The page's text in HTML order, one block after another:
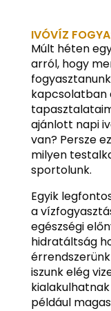
IVÓVÍZ
Múlt héten
arról, hogy
kapcsolatban
ajánlott napi
van? Persze
milyen
sportolunk.
Egyik
a
egészségi
hidratáltság
iszunk elég
például